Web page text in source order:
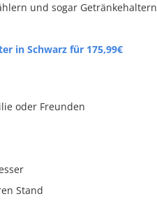
und sogar
in Schwarz für 175,99€
oder Freunden
Stand